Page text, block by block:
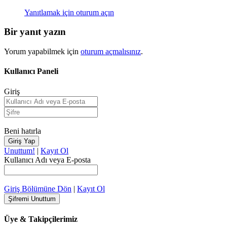
Yanıtlamak için oturum açın
Bir yanıt yazın
Yorum yapabilmek için oturum açmalısınız.
Kullanıcı Paneli
Giriş
Beni hatırla
Unuttum! | Kayıt Ol
Kullanıcı Adı veya E-posta
Giriş Bölümüne Dön | Kayıt Ol
Üye & Takipçilerimiz